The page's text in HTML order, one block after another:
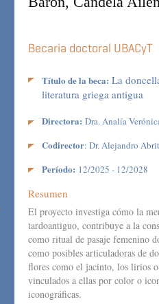
Becaria doctoral UBACyT
Título de la beca: La
literatura griega antigua
Directora: Dra. Analía
Codirector: Dr. Alejandro
Período: 12/2025 - 12/2028
Resumen
El proyecto investiga cómo la
tardoantiguo, contribuye a la
como ritual de pasaje femenino
como posibles articuladoras de
flores como el jacinto, los lirios
vinculados a ellas por color o
iconográficas.